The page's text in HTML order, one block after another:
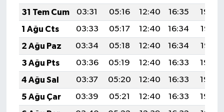
31 Tem Cum
03:31 05:16 12:40 16:35
19:54
1 Ağu Cts
03:33 05:17 12:40 16:34
19:53
2 Ağu Paz
03:34 05:18 12:40 16:34
19:52
3 Ağu Pts
03:36 05:19 12:40 16:33
19:50
4 Ağu Sal
03:37 05:20 12:40 16:33
19:49
5 Ağu Çar
03:39 05:21 12:40 16:33
19:48